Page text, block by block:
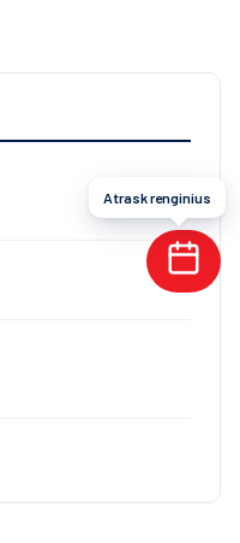
Atrask renginius